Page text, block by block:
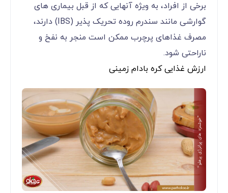
برخی از افراد، به ویژه آنهایی که از قبل بیماری های
گوارشی مانند سندرم روده تحریک پذیر (IBS) دارند،
مصرف غذاهای پرچرب ممکن است منجر به نفخ و
ناراحتی شود.
ارزش غذایی کره بادام زمینی